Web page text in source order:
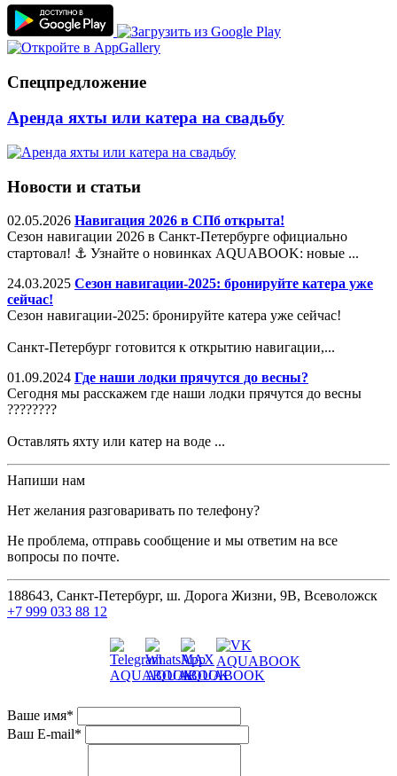
Спецпредложение
Аренда яхты или катера на свадьбу
Новости и статьи
02.05.2026 Навигация 2026 в СПб открыта!
Сезон навигации 2026 в Санкт-Петербурге официально
стартовал! ⚓️ Узнайте о новинках AQUABOOK: новые ...
24.03.2025 Сезон навигации-2025: бронируйте катера уже
сейчас!
Сезон навигации-2025: бронируйте катера уже сейчас!
Санкт-Петербург готовится к открытию навигации,...
01.09.2024 Где наши лодки прячутся до весны?
Сегодня мы расскажем где наши лодки прячутся до весны
????????
Оставлять яхту или катер на воде ...
Напиши нам
Нет желания разговаривать по телефону?
Не проблема, отправь сообщение и мы ответим на все
вопросы по почте.
188643, Санкт-Петербург, ш. Дорога Жизни, 9В, Всеволожск
+7 999 033 88 12
Ваше имя*
Ваш E-mail*